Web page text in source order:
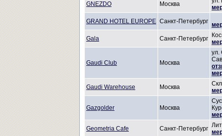
GNEZDO
Москва
GRAND HOTEL EUROPE Санкт-Петербург
Gala
Санкт-Петербург
Gaudi Club Москва
ул.
Gaudi Warehouse
Москва
Gazgolder Москва
Geometria Cafe
Санкт-Петербург